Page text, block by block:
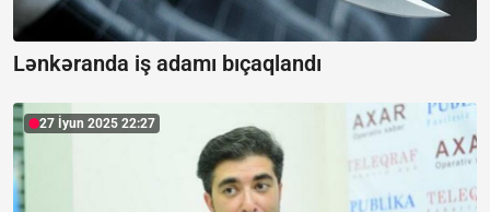
Lənkəranda iş adamı bıçaqlandı
27 İyun 2025 22:27